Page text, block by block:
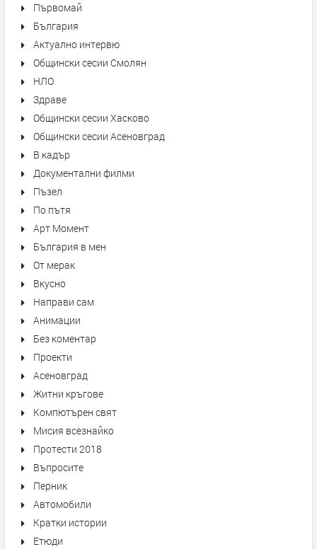
Първомай
България
Актуално интервю
Общински сесии Смолян
НЛО
Здраве
Общински сесии Хасково
Общински сесии Асеновград
В кадър
Документални филми
Пъзел
По пътя
Арт Момент
България в мен
От мерак
Вкусно
Направи сам
Анимации
Без коментар
Проекти
Асеновград
Житни кръгове
Компютърен свят
Мисия всезнайко
Протести 2018
Въпросите
Перник
Автомобили
Кратки истории
Етюди